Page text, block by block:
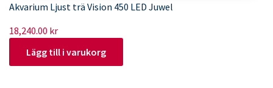
Akvarium Ljust trä Vision 450 LED Juwel
18,240.00 kr
Lägg till i varukorg